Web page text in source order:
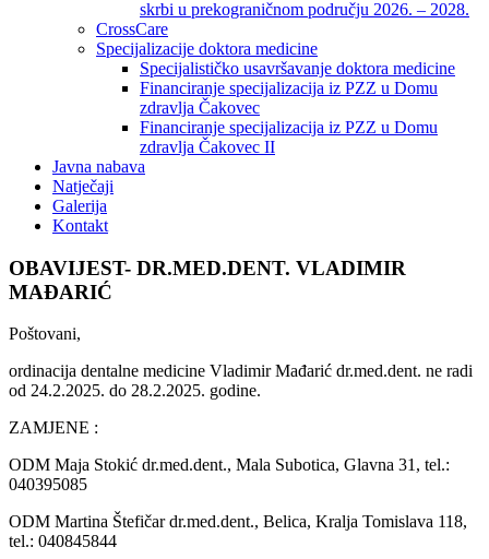
skrbi u prekograničnom području 2026. – 2028.
CrossCare
Specijalizacije doktora medicine
Specijalističko usavršavanje doktora medicine
Financiranje specijalizacija iz PZZ u Domu
zdravlja Čakovec
Financiranje specijalizacija iz PZZ u Domu
zdravlja Čakovec II
Javna nabava
Natječaji
Galerija
Kontakt
OBAVIJEST- DR.MED.DENT. VLADIMIR
MAĐARIĆ
Poštovani,
ordinacija dentalne medicine Vladimir Mađarić dr.med.dent. ne radi
od 24.2.2025. do 28.2.2025. godine.
ZAMJENE :
ODM Maja Stokić dr.med.dent., Mala Subotica, Glavna 31, tel.:
040395085
ODM Martina Štefičar dr.med.dent., Belica, Kralja Tomislava 118,
tel.: 040845844